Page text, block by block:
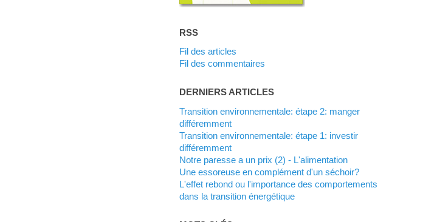
RSS
Fil des articles
Fil des commentaires
DERNIERS ARTICLES
Transition environnementale: étape 2: manger
différemment
Transition environnementale: étape 1: investir
différemment
Notre paresse a un prix (2) - L'alimentation
Une essoreuse en complément d'un séchoir?
L'effet rebond ou l'importance des comportements
dans la transition énergétique